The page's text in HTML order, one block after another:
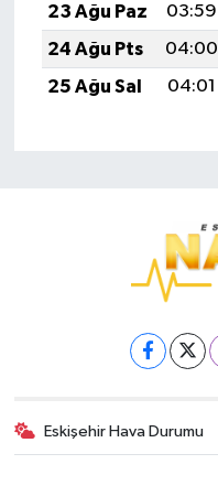
23 Ağu Paz
03:59
24 Ağu Pts
04:00
25 Ağu Sal
04:01
Eskişehir Hava Durumu